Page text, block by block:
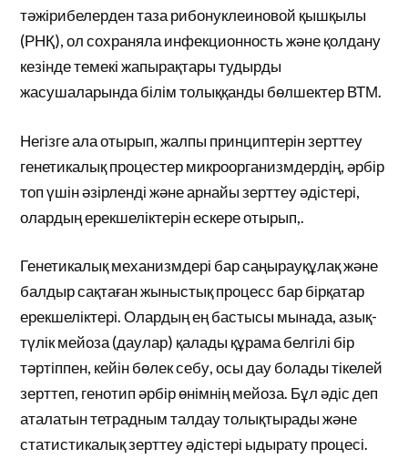
тәжірибелерден таза рибонуклеиновой қышқылы
(РНҚ), ол сохраняла инфекционность және қолдану
кезінде темекі жапырақтары тудырды
жасушаларында білім толыққанды бөлшектер ВТМ.
Негізге ала отырып, жалпы принциптерін зерттеу
генетикалық процестер микроорганизмдердің, әрбір
топ үшін әзірленді және арнайы зерттеу әдістері,
олардың ерекшеліктерін ескере отырып,.
Генетикалық механизмдері бар саңырауқұлақ және
балдыр сақтаған жыныстық процесс бар бірқатар
ерекшеліктері. Олардың ең бастысы мынада, азық-
түлік мейоза (даулар) қалады құрама белгілі бір
тәртіппен, кейін бөлек себу, осы дау болады тікелей
зерттеп, генотип әрбір өнімнің мейоза. Бұл әдіс деп
аталатын тетрадным талдау толықтырады және
статистикалық зерттеу әдістері ыдырату процесі.